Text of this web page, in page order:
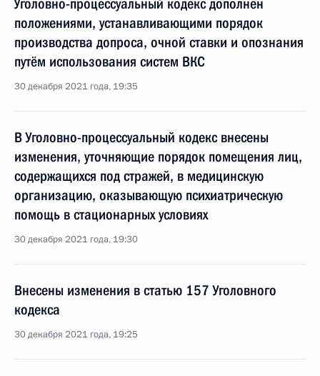
Уголовно-процессуальный кодекс дополнен
положениями, устанавливающими порядок
производства допроса, очной ставки и опознания
путём использования систем ВКС
30 декабря 2021 года, 19:35
В Уголовно-процессуальный кодекс внесены
изменения, уточняющие порядок помещения лиц,
содержащихся под стражей, в медицинскую
организацию, оказывающую психиатрическую
помощь в стационарных условиях
30 декабря 2021 года, 19:30
Внесены изменения в статью 157 Уголовного
кодекса
30 декабря 2021 года, 19:25